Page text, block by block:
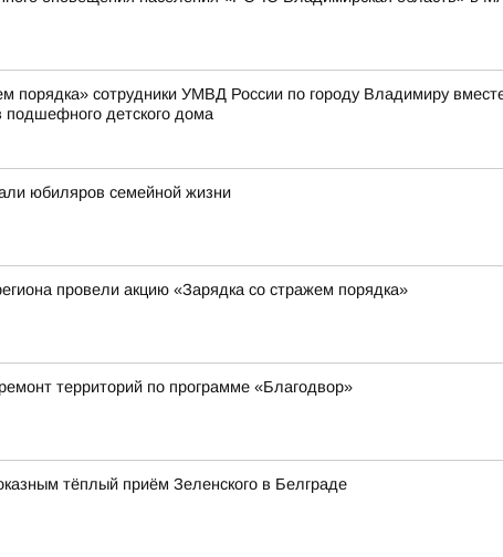
порядка» сотрудники УМВД России по городу Владимиру
детского дома
юбиляров семейной жизни
провели акцию «Зарядка со стражем порядка»
территорий по программе «Благодвор»
тёплый приём Зеленского в Белграде